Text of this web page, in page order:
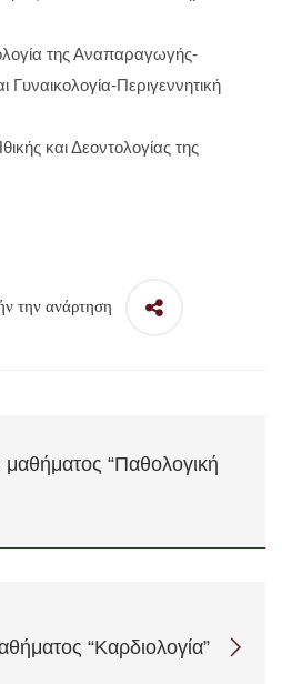
της Αναπαραγωγής-
Γυναικολογία-Περιγεννητική
και Δεοντολογίας της
την ανάρτηση
“Παθολογική
“Καρδιολογία”